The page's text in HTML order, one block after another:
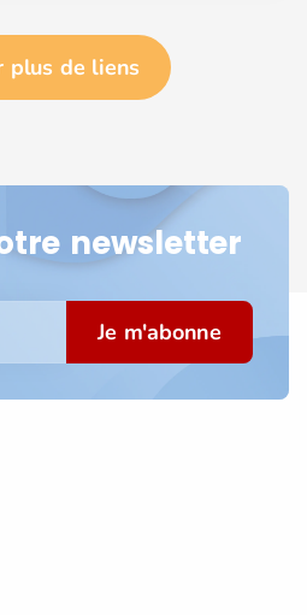
plus de liens
newsletter
Je m'abonne